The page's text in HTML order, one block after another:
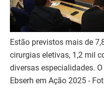
Estão previstos mais de
cirurgias eletivas, 1,2 mil
diversas especialidades.
Ebserh em Ação 2025 -